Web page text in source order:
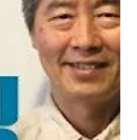
운 짐을 내려놓기 위한 것이니
현재의 모습 그대로, 상처투성
바랍니다. 주님은 우리 모습